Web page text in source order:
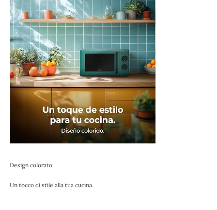
Design colorato
Un tocco di stile alla tua cucina.